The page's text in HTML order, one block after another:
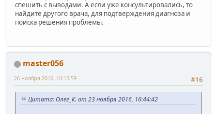
спешить с выводами. А если уже консультировались, то
найдите другого врача, для подтверждения диагноза и
поиска решения проблемы.
master056
#16
26 ноября 2016, 16:15:59
Цитата: Олег_К. от 23 ноября 2016, 16:44:42